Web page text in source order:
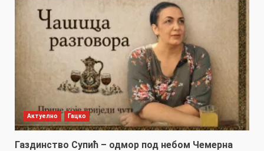
Актуелно Гацко
Газдинство Супић – одмор под небом Чемерна